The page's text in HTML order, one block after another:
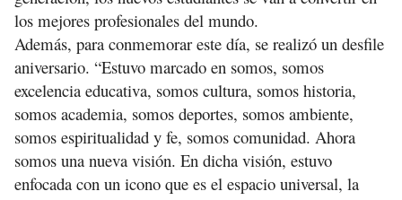
los mejores profesionales del mundo.
Además, para conmemorar este día, se realizó un desfile
aniversario. “Estuvo marcado en somos, somos
excelencia educativa, somos cultura, somos historia,
somos academia, somos deportes, somos ambiente,
somos espiritualidad y fe, somos comunidad. Ahora
somos una nueva visión. En dicha visión, estuvo
enfocada con un icono que es el espacio universal, la